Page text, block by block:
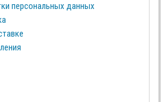
персональных данных